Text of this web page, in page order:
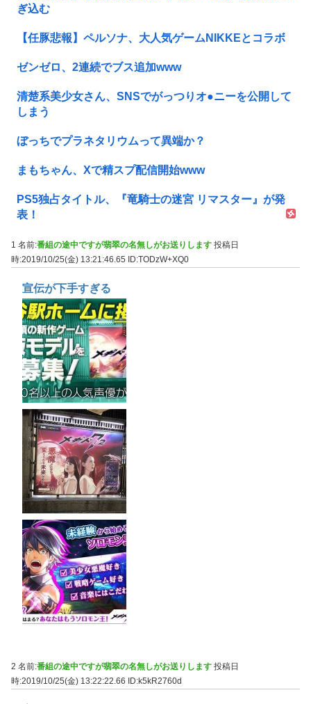
ぎ込む
【任豚悲報】ペルソナ、大人気ゲームNIKKEとコラボ
ゼンゼロ、2連続でブス追加www
清楚系美少女さん、SNSでがっつりオ●ニーを公開して
しまう
ぼっちでプラネタリウムって異端か？
まもちゃん、Xで精スプ配信開始www
PS5独占タイトル、『竜騎士の迷宮 リマスター』が発
表！
1 名前:番組の途中ですが翡翠の名無しがお送りします 投稿日
時:2019/10/25(金) 13:21:46.65
ID:TODzW+XQ0
宣伝が下手すぎる
2 名前:番組の途中ですが翡翠の名無しがお送りします 投稿日
時:2019/10/25(金) 13:22:22.66 ID:k5kR2760d